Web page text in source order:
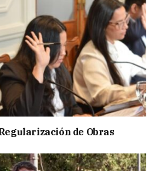
de Obras